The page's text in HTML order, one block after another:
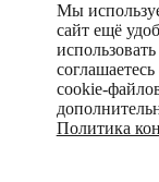
Мы
сайт ещё
cookie-
Политика